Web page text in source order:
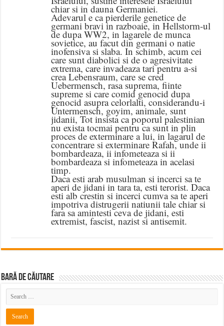
chiar si in dauna Germaniei.
Adevarul e ca pierderile genetice de
germani bravi in razboaie, in Hellstorm-ul
de dupa WW2, in lagarele de munca
sovietice, au facut din germani o natie
inofensiva si slaba. In schimb, acum cei
care sunt diabolici si de o agresivitate
extrema, care invadeaza tari pentru a-si
crea Lebensraum, care se cred
Uebermensch, rasa suprema, fiinte
supreme si care comid genocid dupa
genocid asupra celorlalti, considerandu-i
Untermensch, goyim, animale, sunt
jidanii, Tot insista ca poporul palestinian
nu exista tocmai pentru ca sunt in plin
proces de exterminare a lui, in lagarul de
concentrare si exterminare Rafah, unde ii
bombardeaza, ii infometeaza si ii
bombardeaza si infometeaza in acelasi
timp.
Daca esti arab musulman si incerci sa te
aperi de jidani in tara ta, esti terorist. Daca
esti alb crestin si incerci cumva sa te aperi
impotriva distrugerii natiunii tale chiar si
fara sa amintesti ceva de jidani, esti
extremist, fascist, nazist si antisemit.
BARĂ DE CĂUTARE